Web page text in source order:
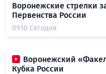
Воронежские стрелки
Первенства России
09:10 Сегодня
Воронежский
Кубка России